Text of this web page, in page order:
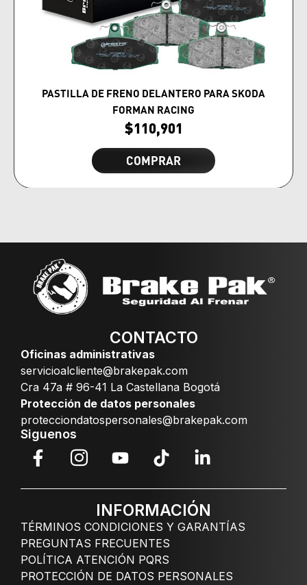
PASTILLA DE FRENO DELANTERO PARA SKODA
FORMAN RACING
$110,901
COMPRAR
CONTACTO
Oficinas administrativas
servicioalcliente@brakepak.com
Cra 47a # 96-41 La Castellana Bogotá
Protección de datos personales
protecciondatospersonales@brakepak.com
Siguenos
INFORMACIÓN
TÉRMINOS CONDICIONES Y GARANTÍAS
PREGUNTAS FRECUENTES
POLÍTICA ATENCIÓN PQRS
PROTECCIÓN DE DATOS PERSONALES